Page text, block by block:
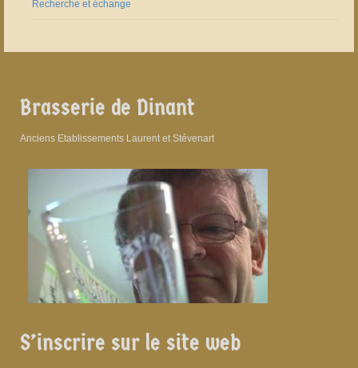
Recherche et échange
Brasserie de Dinant
Anciens Etablissements Laurent et Stévenart
S’inscrire sur le site web